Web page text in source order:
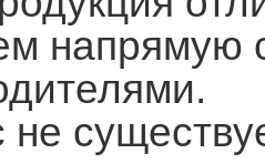
напрямую
не